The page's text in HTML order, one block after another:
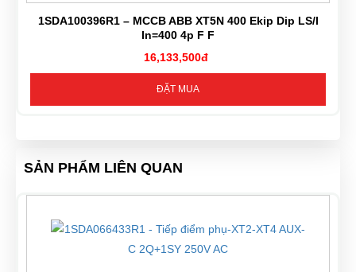
1SDA100396R1 – MCCB ABB XT5N 400 Ekip Dip LS/I
In=400 4p F F
16,133,500đ
ĐẶT MUA
SẢN PHẨM LIÊN QUAN